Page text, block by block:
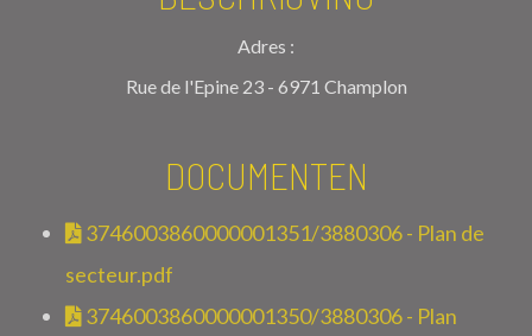
Adres :
Rue de l'Epine 23 - 6971 Champlon
DOCUMENTEN
3746003860000001351/3880306 - Plan de
secteur.pdf
3746003860000001350/3880306 - Plan